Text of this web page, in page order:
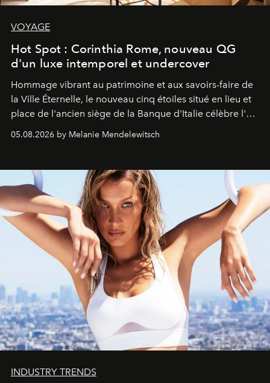
VOYAGE
Hot Spot : Corinthia Rome, nouveau QG
d'un luxe intemporel et undercover
Hommage vibrant au patrimoine et aux savoirs-faire de
la Ville Éternelle, le nouveau cinq étoiles situé en lieu et
place de l'ancien siège de la Banque d'Italie célèbre l'art
de vivre Romain dans toute son élégance intemporelle.
05.08.2026 by Melanie Mendelewitsch
INDUSTRY TRENDS